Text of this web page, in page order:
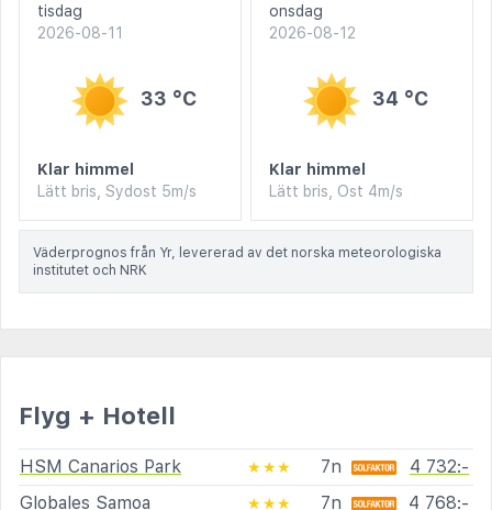
tisdag
2026-08-11
33 °C
Klar himmel
Lätt bris, Sydost 5m/s
onsdag
2026-08-12
34 °C
Klar himmel
Lätt bris, Ost 4m/s
Väderprognos från Yr, levererad av det norska meteorologiska
institutet och NRK
Flyg + Hotell
HSM Canarios Park ★★★ 7n
4 732:-
Globales Samoa
★★★ 7n 4 768:-